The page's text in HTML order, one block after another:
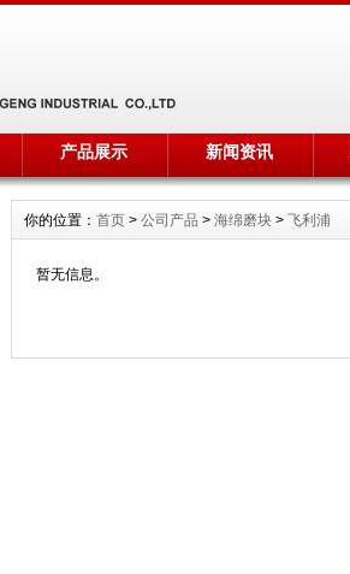
产品展示 新闻资讯
你的位置： 首页 > 公司产品 > 海绵磨块 > 飞利浦
暂无信息。